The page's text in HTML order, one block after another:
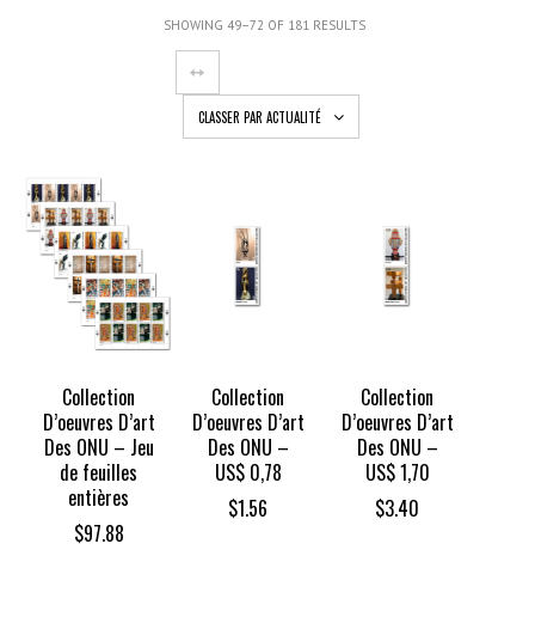
SHOWING 49–72 OF 181 RESULTS
CLASSER PAR ACTUALITÉ
Collection
D’oeuvres D’art
Des ONU – Jeu
de feuilles
entières
$97.88
Collection
D’oeuvres D’art
Des ONU –
US$ 0,78
$1.56
Collection
D’oeuvres D’art
Des ONU –
US$ 1,70
$3.40